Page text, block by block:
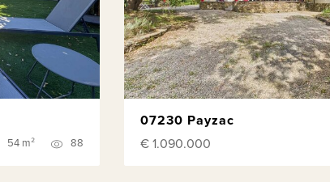
54 m² 88
07230 Payzac
€ 1.090.000